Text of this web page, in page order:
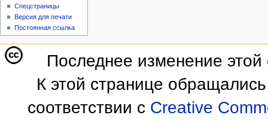
Спецстраницы
Версия для печати
Постоянная ссылка
Последнее изменение
К этой странице
соответствии с Creative